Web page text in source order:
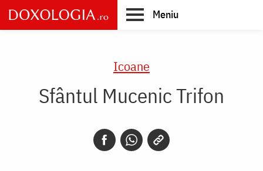
Skip
to
main
Meniu
Icoane
Sfântul Mucenic Trifon